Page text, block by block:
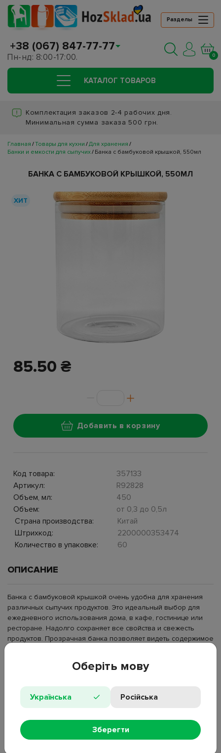
Разделы
+38 (067) 847-77-77
Пн-нд: 8:00-17:00. 0
КАТАЛОГ ТОВАРОВ
Комплектация заказов 2-4 рабочих дня.
Минимальная сумма заказа 500 грн.
Главная Товары для кухни Для хранения
Банки и емкости для сыпучих Банка с бамбуковой крышкой, 550мл
БАНКА С БАМБУКОВОЙ КРЫШКОЙ, 550МЛ
ХИТ
85.50 ₴
Добавить в корзину
Код товара:
357133
Артикул:
R92828
Объем, мл:
450
Объем:
от 0,3 до 0,5л
Страна производства:
Китай
Штрихкод:
2200000353474
Количество в упаковке:
60
ОПИСАНИЕ
Банка с бамбуковой крышкой очень удобна для хранения
различных сыпучих продуктов. Это идеальный выбор для
ежедневного использования дома, в кафе, гостинице или
ресторане. Надолго сохраняет все свойства и свежесть
продуктов. Прозрачная банка позволяет видеть содержимое
влаги. Дизайн банки гармонично сочетается с любым
стекло, бамбук. Упаковка: белая коробка.
ОСТАВИТЬ ОТЗЫВ
Оберіть мову
Українська Російська
Зберегти